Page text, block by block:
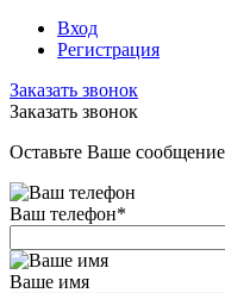
Вход
Регистрация
Заказать звонок
Заказать звонок
Оставьте Ваше
Ваш телефон*
Ваше имя